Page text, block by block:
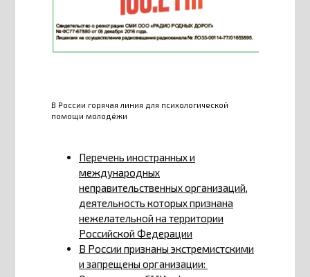
В России горячая линия для психологической
помощи молодёжи
Перечень иностранных и
международных
неправительственных организаций,
деятельность которых признана
нежелательной на территории
Российской Федерации
В России признаны экстремистскими
и запрещены организации: